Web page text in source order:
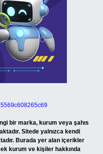
bir marka, kurum veya şahıs
Sitede yalnızca kendi
Burada yer alan içerikler
kurum ve kişiler hakkında